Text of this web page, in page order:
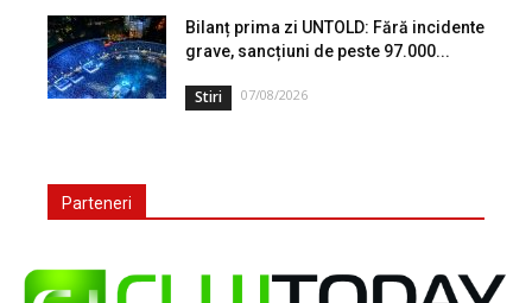
Bilanț prima zi UNTOLD: Fără incidente
grave, sancțiuni de peste 97.000...
Stiri 07/08/2026
Parteneri